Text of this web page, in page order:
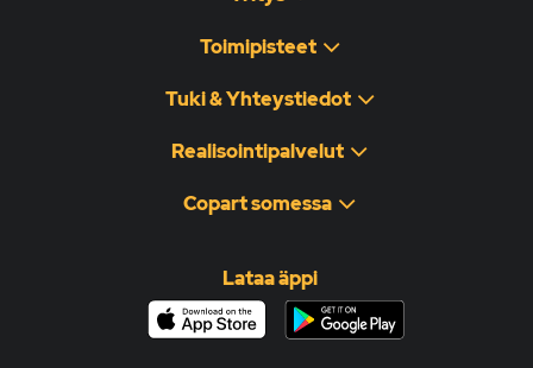
Toimipisteet
Tuki & Yhteystiedot
Realisointipalvelut
Copart somessa
Lataa äppi